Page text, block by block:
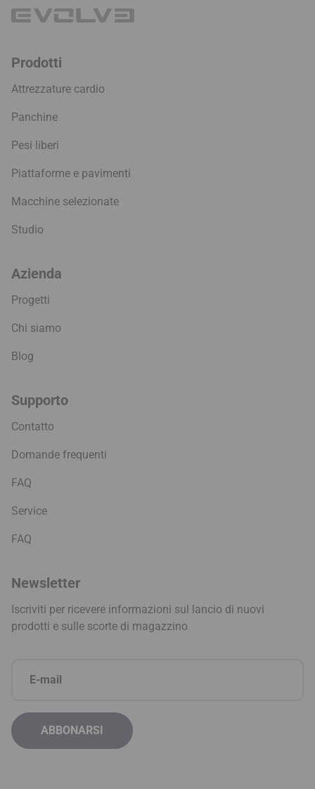
Prodotti
Attrezzature cardio
Panchine
Pesi liberi
Piattaforme e pavimenti
Macchine selezionate
Studio
Azienda
Progetti
Chi siamo
Blog
Supporto
Contatto
Domande frequenti
FAQ
Service
FAQ
Newsletter
Iscriviti per ricevere informazioni sul lancio di nuovi
prodotti e sulle scorte di magazzino